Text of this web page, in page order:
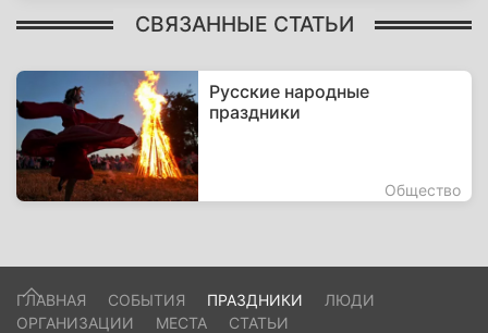
СВЯЗАННЫЕ СТАТЬИ
Русские народные
праздники
Общество
ГЛАВНАЯ СОБЫТИЯ ПРАЗДНИКИ
ЛЮДИ
ОРГАНИЗАЦИИ
МЕСТА СТАТЬИ